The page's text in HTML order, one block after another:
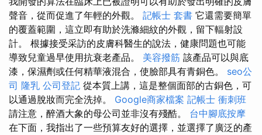
聲音，從而促進了年輕的外觀。 記帳士 套書 它還需要簡單
的覆蓋範圍，這立即有助於洗滌細紋的外觀，留下輻射設
計。 根據接受采訪的皮膚科醫生的說法，健康問題也可能
導致兒童過早使用抗衰老產品。 美容撥筋 該產品可以與底
漆，保濕劑或任何精華液混合，使臉部具有青銅色。 seo公
司 隆乳 公司登記 從本質上講，這是整個面部的古銅色，可
以通過脫妝而完全洗掉。 Google商家檔案 記帳士 衝刺班
請注意，醉酒大象的母公司並非沒有殘酷。 台中腳底按摩
在下面，我指出了一些預算友好的選擇，並選擇了廣泛的產